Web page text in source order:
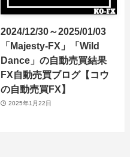
2024/12/30～2025/01/03
「Majesty-FX」「Wild
Dance」の自動売買結果
FX自動売買ブログ【コウ
の自動売買FX】
2025年1月22日